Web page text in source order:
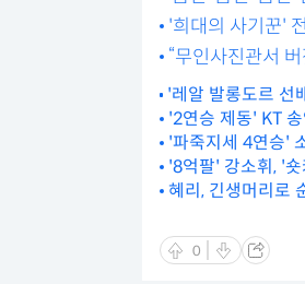
WS MVP 선정
'희대의 사기꾼'
“무인사진관서
'레알 발롱도르 선
는 상대를 무시하
'2연승 제동' KT
'파죽지세 4연승'
고양]
'8억팔' 강소휘, '
혜리, 긴생머리로
0